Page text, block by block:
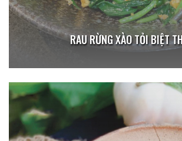
RAU RỪNG XÀO TỎI BIỆT